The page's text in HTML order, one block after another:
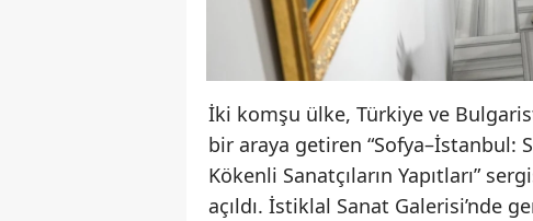
İki komşu ülke, Türkiye ve
bir araya getiren “Sofya–İstanbul:
Kökenli Sanatçıların Yapıtları”
açıldı. İstiklal Sanat Galerisi’nde